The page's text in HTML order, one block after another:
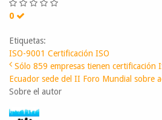
0
Etiquetas:
ISO-9001 Certificación ISO
Sólo 859 empresas tienen certificación
Ecuador sede del II Foro Mundial sobre
Sobre el autor